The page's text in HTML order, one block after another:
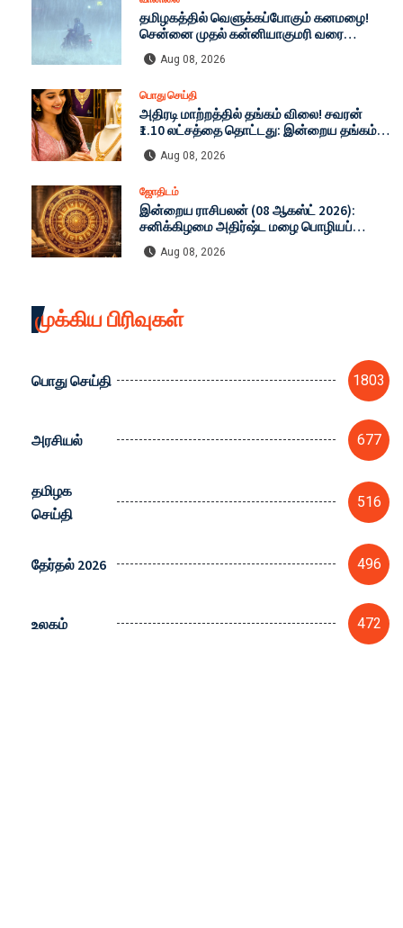
தமிழகத்தில் வெளுக்கப்போகும் கனமழை!
சென்னை முதல் கன்னியாகுமரி வரை
எச்சரிக்கை: இன்றைய முழு வானிலை
நிலவரம் (08-08-2026)
Aug 08, 2026
பொது செய்தி
அதிரடி மாற்றத்தில் தங்கம் விலை! சவரன்
₹1.10 லட்சத்தை தொட்டது: இன்றைய தங்கம்
மற்றும் வெள்ளி விலை முழு விபரம் (08-08-
2026)Aug 08, 2026
ஜோதிடம்
இன்றைய ராசிபலன் (08 ஆகஸ்ட் 2026):
சனிக்கிழமை அதிர்ஷ்ட மழை பொழியப்
போகும் ராசிகள் எவை? முழு விவரம்!
Aug 08, 2026
முக்கிய பிரிவுகள்
பொது செய்தி 1803
அரசியல் 677
தமிழக
செய்தி
516
தேர்தல் 2026 496
உலகம் 472